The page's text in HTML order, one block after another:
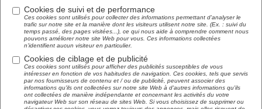
Cookies de suivi et de performance
Ces cookies sont utilisés pour collecter des informations permettant d'analyser le
trafic sur notre site et la manière dont les visiteurs utilisent notre site. (Ex. : suivi du
temps passé, des pages visitées...), ce qui nous aide à comprendre comment nous
pouvons améliorer notre site Web pour vous. Ces informations collectées
n'identifient aucun visiteur en particulier.
Cookies de ciblage et de publicité
Ces cookies sont utilisés pour afficher des publicités susceptibles de vous
intéresser en fonction de vos habitudes de navigation. Ces cookies, tels que servis
par nos fournisseurs de contenu et / ou de publicité, peuvent associer des
informations qu'ils ont collectées sur notre site Web à d'autres informations qu'ils
ont collectées de manière indépendante et concernant les activités du votre
navigateur Web sur son réseau de sites Web. Si vous choisissez de supprimer ou